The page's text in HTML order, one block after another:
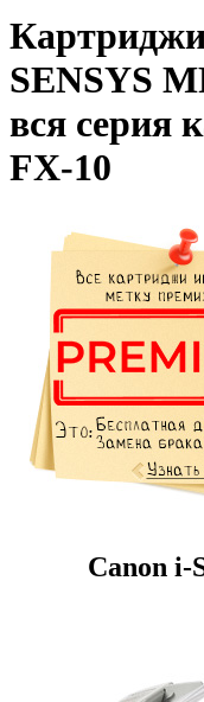
SENSYS
вся серия
FX-10
Canon i-